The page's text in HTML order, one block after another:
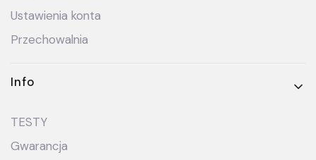
Ustawienia konta
Przechowalnia
Info
TESTY
Gwarancja